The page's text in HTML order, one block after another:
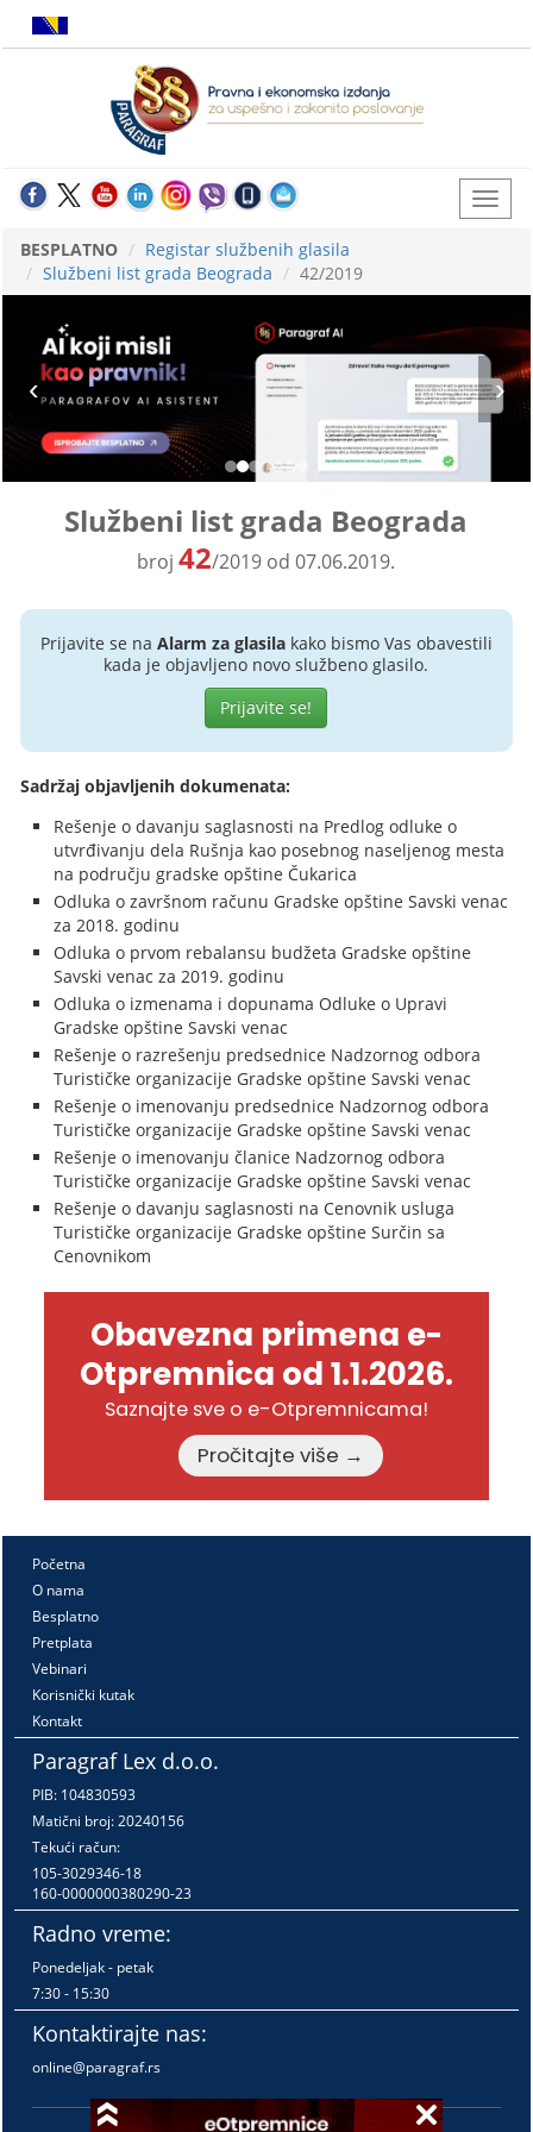
BESPLATNO
Registar službenih glasila
Službeni list grada Beograda
42/2019
Službeni list grada Beograda
broj42/2019 od 07.06.2019.
Prijavite se na Alarm za glasilakako bismo Vas obavestili
kada je objavljeno novo službeno glasilo.
Prijavite se!
Sadržaj objavljenih dokumenata:
Rešenje o davanju saglasnosti na Predlog odluke o
utvrđivanju dela Rušnja kao posebnog naseljenog mesta
na području gradske opštine Čukarica
Odluka o završnom računu Gradske opštine Savski venac
za 2018. godinu
Odluka o prvom rebalansu budžeta Gradske opštine
Savski venac za 2019. godinu
Odluka o izmenama i dopunama Odluke o Upravi
Gradske opštine Savski venac
Rešenje o razrešenju predsednice Nadzornog odbora
Turističke organizacije Gradske opštine Savski venac
Rešenje o imenovanju predsednice Nadzornog odbora
Turističke organizacije Gradske opštine Savski venac
Rešenje o imenovanju članice Nadzornog odbora
Turističke organizacije Gradske opštine Savski venac
Rešenje o davanju saglasnosti na Cenovnik usluga
Turističke organizacije Gradske opštine Surčin sa
Cenovnikom
Obavezna primena e-
Otpremnica od 1.1.2026.
Saznajte sve o e-Otpremnicama!
Pročitajte više →
Početna
O nama
Besplatno
Pretplata
Vebinari
Korisnički kutak
Kontakt
Paragraf Lex d.o.o.
PIB: 104830593
Matični broj: 20240156
Tekući račun:
105-3029346-18
160-0000000380290-23
Radno vreme:
Ponedeljak - petak
7:30 - 15:30
Kontaktirajte nas:
online@paragraf.rs